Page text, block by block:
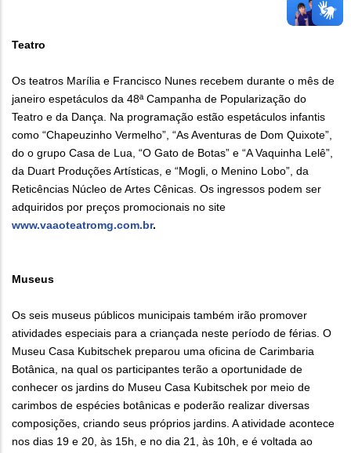
Teatro
Os teatros Marília e Francisco Nunes recebem durante o mês de
janeiro espetáculos da 48ª Campanha de Popularização do
Teatro e da Dança. Na programação estão espetáculos infantis
como “Chapeuzinho Vermelho”, “As Aventuras de Dom Quixote”,
do o grupo Casa de Lua, “O Gato de Botas” e “A Vaquinha Lelê”,
da Duart Produções Artísticas, e “Mogli, o Menino Lobo”, da
Reticências Núcleo de Artes Cênicas. Os ingressos podem ser
adquiridos por preços promocionais no site
www.vaaoteatromg.com.br.
Museus
Os seis museus públicos municipais também irão promover
atividades especiais para a criançada neste período de férias. O
Museu Casa Kubitschek preparou uma oficina de Carimbaria
Botânica, na qual os participantes terão a oportunidade de
conhecer os jardins do Museu Casa Kubitschek por meio de
carimbos de espécies botânicas e poderão realizar diversas
composições, criando seus próprios jardins. A atividade acontece
nos dias 19 e 20, às 15h, e no dia 21, às 10h, e é voltada ao